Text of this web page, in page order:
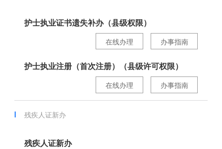
护士执业证书遗失补办（县级权限）
办事指南
在线办理
护士执业注册（首次注册）（县级许可权限）
办事指南
在线办理
残疾人证新办
残疾人证新办